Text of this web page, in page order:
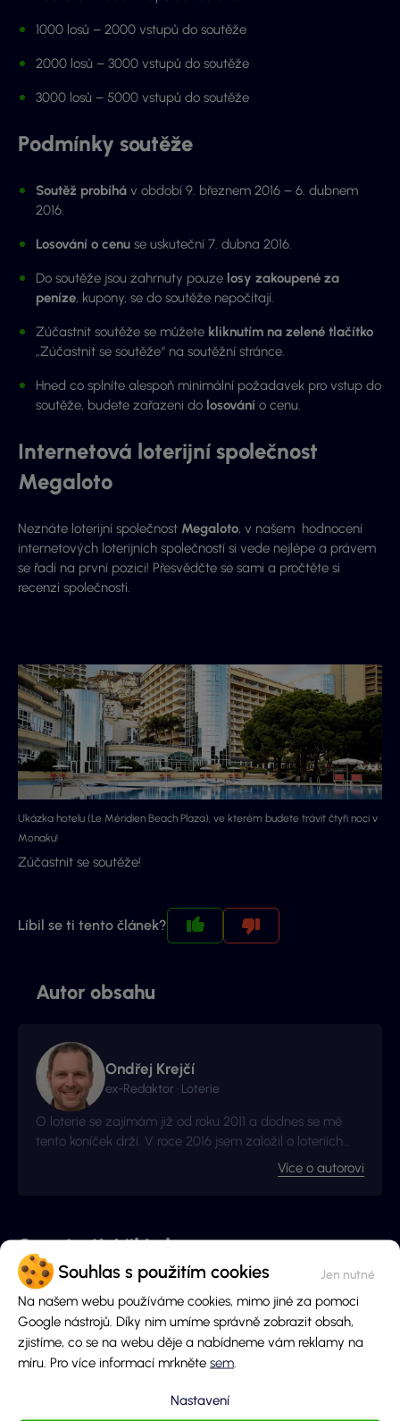
Souhlas s použitím cookies
Na našem webu používáme cookies, mimo jiné za pomoci
Google nástrojů. Díky nim umíme správně zobrazit obsah,
zjistíme, co se na webu děje a nabídneme vám reklamy na
míru. Pro více informací mrkněte sem
Nastavení
1000 losů – 2000 vstupů do soutěže
2000 losů – 3000 vstupů do soutěže
3000 losů – 5000 vstupů do soutěže
Podmínky soutěže
Soutěž probíhá v období 9. březnem 2016 – 6. dubnem
2016.
Losování o cenu se uskuteční 7. dubna 2016.
Do soutěže jsou zahrnuty pouze losy zakoupené za
peníze, kupony, se do soutěže nepočítají.
Zúčastnit soutěže se můžete kliknutím na zelené tlačítko
„Zúčastnit se soutěže“ na soutěžní stránce.
Hned co splníte alespoň minimální požadavek pro vstup do
soutěže, budete zařazeni do losování o cenu.
Internetová loterijní společnost
Megaloto
Neznáte loterijní společnost Megaloto, v našem hodnocení
internetových loterijních společností si vede nejlépe a právem
se řadí na první pozici! Přesvědčte se sami a pročtěte si
recenzi společnosti.
Ukázka hotelu (Le Méridien Beach Plaza), ve kterém budete trávit čtyři noci v
Monaku!
Zúčastnit se soutěže!
Líbil se ti tento článek?
Autor obsahu
Ondřej Krejčí
ex-Redaktor · Loterie
O loterie se zajímám již od roku 2011 a dodnes se mě
tento koníček drží. V roce 2016 jsem založil o loteriích
web Vyhraj.com, který jsem následně v roce 2017
prodal, avšak za podmínek, že budu moci stále
mnohem více informací.
Více o autorovi
Související články
Nejlevnější
casino automaty